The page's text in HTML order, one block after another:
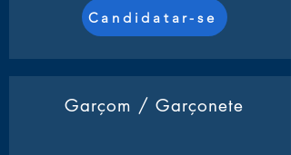
Candidatar-se
Garçom / Garçonete